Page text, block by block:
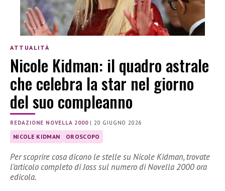
ATTUALITÀ
Nicole Kidman: il quadro astrale
che celebra la star nel giorno
del suo compleanno
REDAZIONE NOVELLA 2000|20 GIUGNO 2026
NICOLE KIDMAN OROSCOPO
Per scoprire cosa dicono le stelle su Nicole Kidman, trovate
l’articolo completo di Joss sul numero di Novella 2000 ora
edicola.